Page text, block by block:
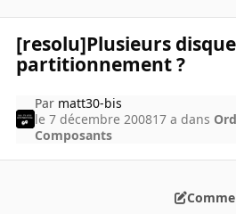
[resolu]Plusieurs
partitionnement ?
Par matt30-bis
le 7 décembre 200817 a dans
Composants